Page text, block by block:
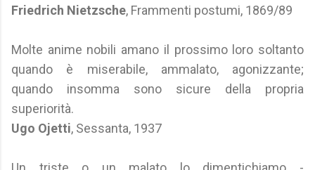
Friedrich Nietzsche, Frammenti postumi, 1869/89
Molte anime nobili amano il prossimo loro soltanto
quando è miserabile, ammalato, agonizzante;
quando insomma sono sicure della propria
superiorità.
Ugo Ojetti, Sessanta, 1937